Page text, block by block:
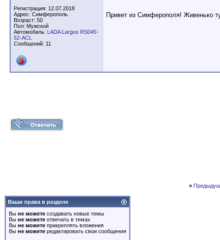
Регистрация: 12.07.2018
Адрес: Симферополь
Возраст: 50
Пол: Мужской
Автомобиль: LADA Largus RS045-
52-ACL
Сообщений: 11
Привет из Симферополя! Живенько
«
Ваши права в разделе
Вы не можете создавать новые темы
Вы не можете отвечать в темах
Вы не можете прикреплять вложения
Вы не можете редактировать свои сообщения